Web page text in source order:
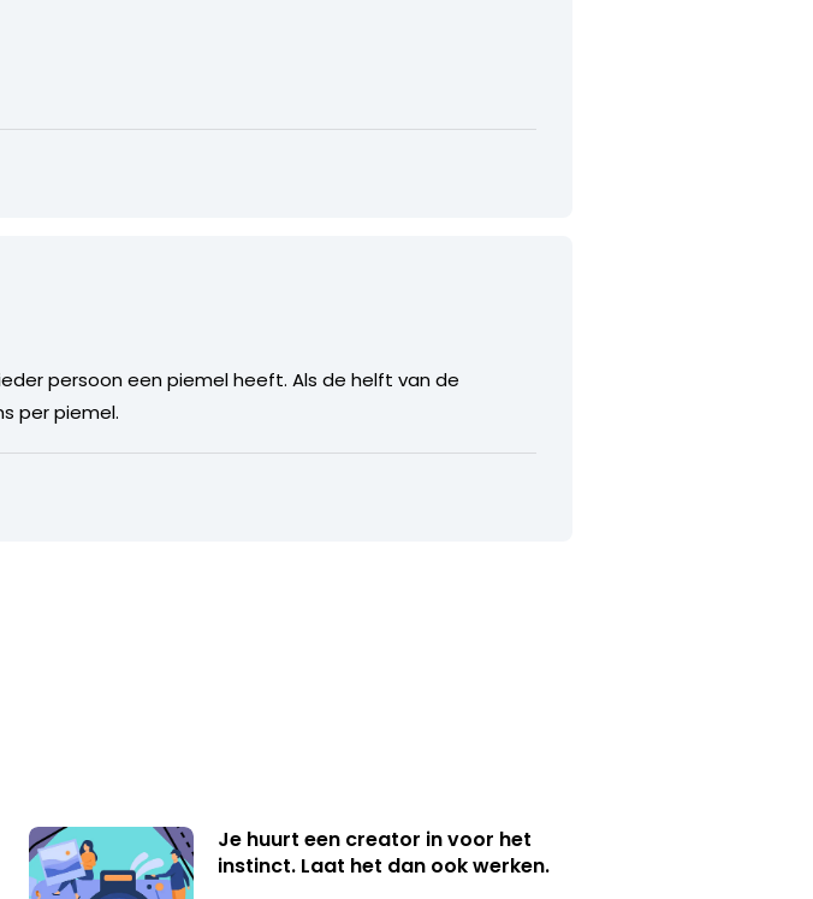
persoon een piemel heeft. Als de helft van de
per piemel.
Je huurt een creator in voor het
instinct. Laat het dan ook werken.